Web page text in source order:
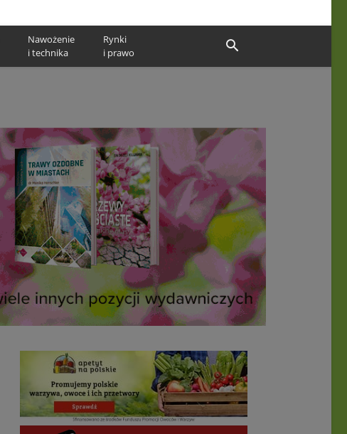
Nawożenie
i technika
Rynki
i prawo